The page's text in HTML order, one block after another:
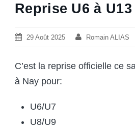
Reprise U6 à U13
29 Août 2025 Romain ALIAS
C’est la reprise officielle ce
à Nay pour:
U6/U7
U8/U9